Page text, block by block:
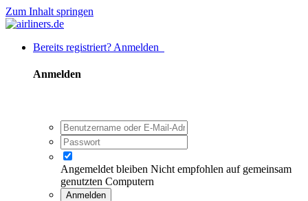
Zum Inhalt springen
Bereits registriert? Anmelden
Anmelden
Angemeldet bleiben Nicht empfohlen auf gemeinsam
genutzten Computern
Anmelden